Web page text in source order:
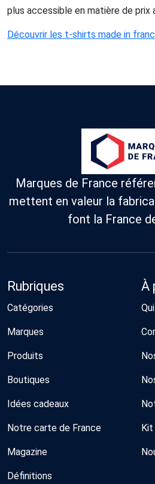
plus accessible en matière de prix
Découvrir les t-shirts made in
Marques de France
mettent en valeur la
font la France
Rubriques
Catégories
Marques
Produits
Boutiques
Idées cadeaux
Notre carte de France
Magazine
Définitions
À